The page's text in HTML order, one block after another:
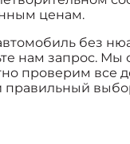
ценам.
без
нам запрос. Мы
проверим все
правильный